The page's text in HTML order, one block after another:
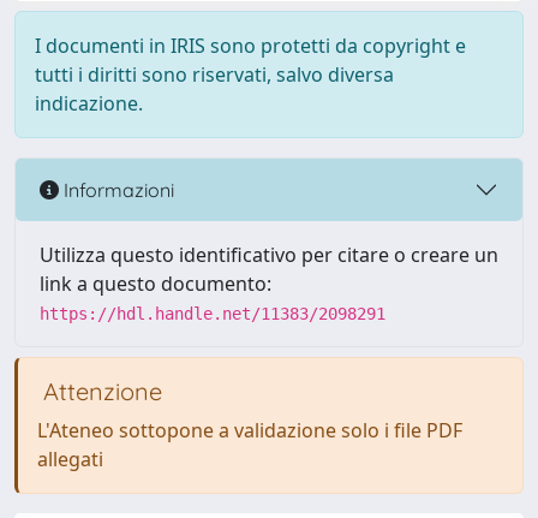
I documenti in IRIS sono protetti da copyright e
tutti i diritti sono riservati, salvo diversa
indicazione.
Informazioni
Utilizza questo identificativo per citare o creare un
link a questo documento:
https://hdl.handle.net/11383/2098291
Attenzione
L'Ateneo sottopone a validazione solo i file PDF
allegati